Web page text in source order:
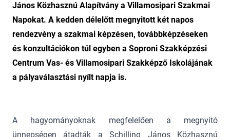
János Közhasznú Alapítvány a Villamosipari Szakmai
Napokat. A kedden délelőtt megnyitott két napos
rendezvény a szakmai képzésen, továbbképzéseken
és konzultációkon túl egyben a Soproni Szakképzési
Centrum Vas- és Villamosipari Szakképző Iskolájának
a pályaválasztási nyílt napja is.
A hagyományoknak megfelelően a megnyitó
ünnepségen átadták a Schilling János Közhasznú